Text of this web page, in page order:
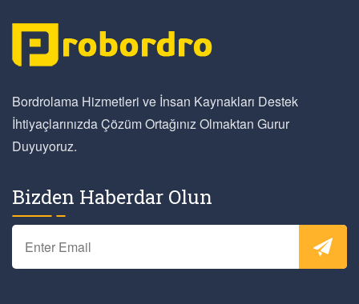
Bordrolama Hizmetleri ve İnsan Kaynakları Destek
İhtiyaçlarınızda Çözüm Ortağınız Olmaktan Gurur
Duyuyoruz.
Bizden Haberdar Olun